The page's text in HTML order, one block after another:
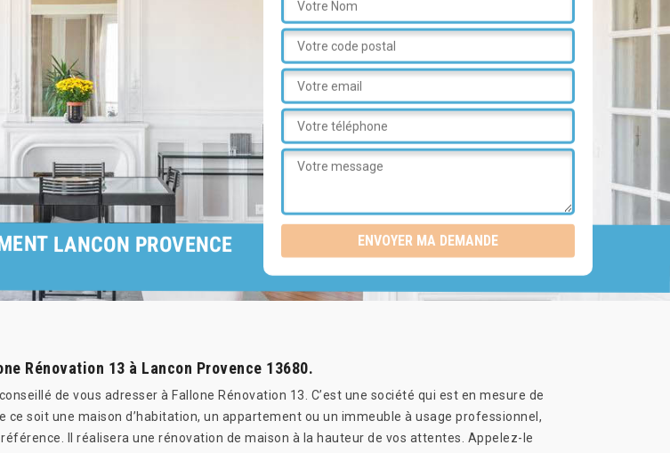
LANCON PROVENCE
Rénovation 13 à Lancon Provence 13680.
de vous adresser à Fallone Rénovation 13. C’est une société qui est en mesure de
soit une maison d’habitation, un appartement ou un immeuble à usage professionnel,
Il réalisera une rénovation de maison à la hauteur de vos attentes. Appelez-le